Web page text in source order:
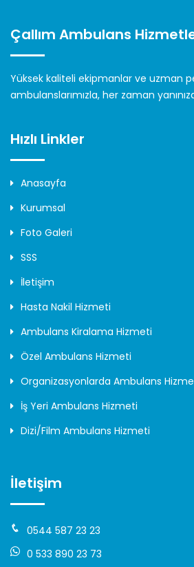
Çallım Ambulans
Yüksek kaliteli ekipmanlar ve uzman
ambulanslarımızla, her zaman
Hızlı Linkler
Anasayfa
Kurumsal
Foto Galeri
SSS
İletişim
Hasta Nakil Hizmeti
Ambulans Kiralama Hizmeti
Özel Ambulans Hizmeti
Organizasyonlarda Ambulans
İş Yeri Ambulans Hizmeti
Dizi/Film Ambulans Hizmeti
İletişim
0544 587 23 23
0 533 890 23 73